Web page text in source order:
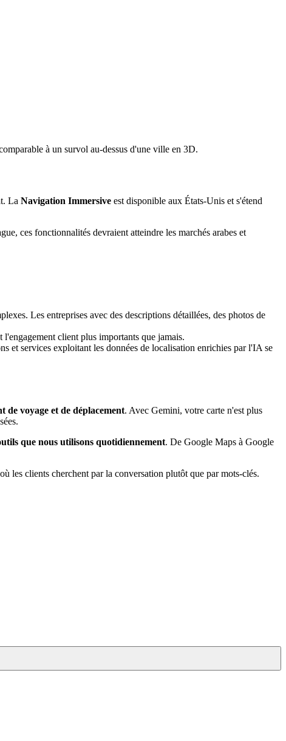
à un survol au-dessus d'une ville en 3D.
La Navigation Immersive est disponible aux États-Unis et s'étend
ces fonctionnalités devraient atteindre les marchés arabes et
Les entreprises avec des descriptions détaillées, des photos de
client plus importants que jamais.
et services exploitant les données de localisation enrichies par l'IA se
de voyage et de déplacement. Avec Gemini, votre carte n'est plus
que nous utilisons quotidiennement. De Google Maps à Google
les clients cherchent par la conversation plutôt que par mots-clés.